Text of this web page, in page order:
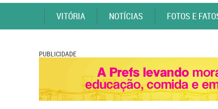
VITÓRIA NOTÍCIAS FOTOS E
PUBLICIDADE